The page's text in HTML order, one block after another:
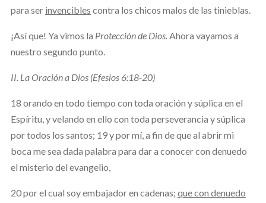
para ser invencibles contra los chicos malos de las tinieblas.
¡Así que! Ya vimos la Protección de Dios. Ahora vayamos a
nuestro segundo punto.
II. La Oración a Dios (Efesios 6:18-20)
18 orando en todo tiempo con toda oración y súplica en el
Espíritu, y velando en ello con toda perseverancia y súplica
por todos los santos; 19 y por mí, a fin de que al abrir mi
boca me sea dada palabra para dar a conocer con denuedo
el misterio del evangelio,
20 por el cual soy embajador en cadenas; que con denuedo